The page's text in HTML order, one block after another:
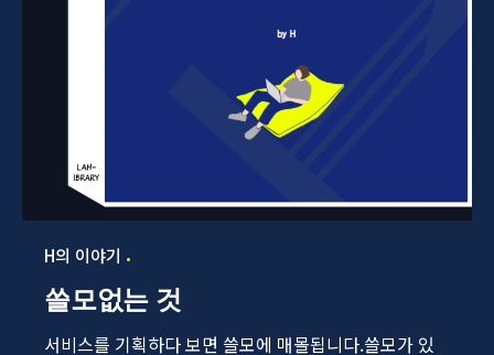
H의 이야기
쓸모없는 것
서비스를 기획하다 보면 쓸모에 매몰됩니다.쓸모가 있